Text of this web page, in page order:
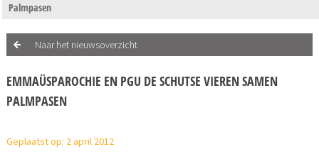
Palmpasen
Naar het nieuwsoverzicht
EMMAÜSPAROCHIE EN PGU DE SCHUTSE VIEREN SAMEN
PALMPASEN
Geplaatst op: 2 april 2012